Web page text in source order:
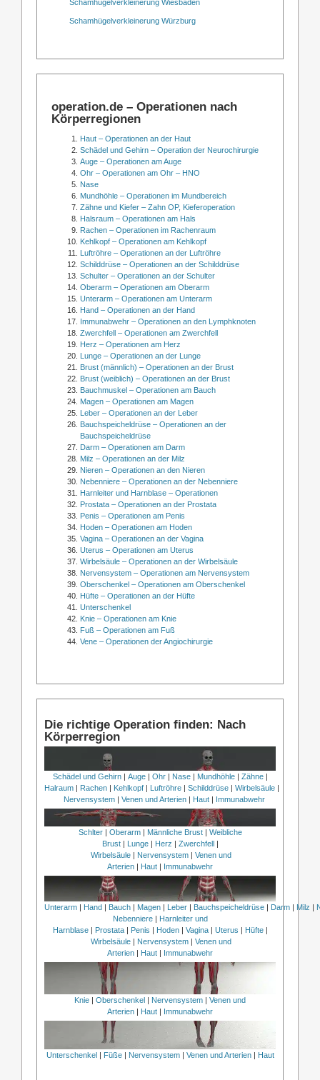
Schamhügelverkleinerung Wiesbaden
Schamhügelverkleinerung Würzburg
operation.de – Operationen nach
Körperregionen
Haut – Operationen an der Haut
Schädel und Gehirn – Operation der Neurochirurgie
Auge – Operationen am Auge
Ohr – Operationen am Ohr – HNO
Nase
Mundhöhle – Operationen im Mundbereich
Zähne und Kiefer – Zahn OP, Kieferoperation
Halsraum – Operationen am Hals
Rachen – Operationen im Rachenraum
Kehlkopf – Operationen am Kehlkopf
Luftröhre – Operationen an der Luftröhre
Schilddrüse – Operationen an der Schilddrüse
Schulter – Operationen an der Schulter
Oberarm – Operationen am Oberarm
Unterarm – Operationen am Unterarm
Hand – Operationen an der Hand
Immunabwehr – Operationen an den Lymphknoten
Zwerchfell – Operationen am Zwerchfell
Herz – Operationen am Herz
Lunge – Operationen an der Lunge
Brust (männlich) – Operationen an der Brust
Brust (weiblich) – Operationen an der Brust
Bauchmuskel – Operationen am Bauch
Magen – Operationen am Magen
Leber – Operationen an der Leber
Bauchspeicheldrüse – Operationen an der
Bauchspeicheldrüse
Darm – Operationen am Darm
Milz – Operationen an der Milz
Nieren – Operationen an den Nieren
Nebenniere – Operationen an der Nebenniere
Harnleiter und Harnblase – Operationen
Prostata – Operationen an der Prostata
Penis – Operationen am Penis
Hoden – Operationen am Hoden
Vagina – Operationen an der Vagina
Uterus – Operationen am Uterus
Wirbelsäule – Operationen an der Wirbelsäule
Nervensystem – Operationen am Nervensystem
Oberschenkel – Operationen am Oberschenkel
Hüfte – Operationen an der Hüfte
Unterschenkel
Knie – Operationen am Knie
Fuß – Operationen am Fuß
Vene – Operationen der Angiochirurgie
Die richtige Operation finden: Nach
Körperregion
Schädel und Gehirn| Auge| Ohr| Nase| Mundhöhle| Zähne|
Halraum | Rachen | Kehlkopf | Luftröhre | Schilddrüse | Wirbelsäule |
Nervensystem | Venen und Arterien | Haut | Immunabwehr
Schlter| Oberarm| Männliche Brust| Weibliche
Brust| Lunge| Herz | Zwerchfell|
Wirbelsäule | Nervensystem | Venen und
Arterien | Haut | Immunabwehr
Unterarm | Hand | Bauch | Magen | Leber | Bauchspeicheldrüse | Darm | Milz |
Nebenniere| Harnleiter und
Harnblase| Prostata| Penis | Hoden| Vagina| Uterus | Hüfte|
Wirbelsäule | Nervensystem | Venen und
Arterien | Haut | Immunabwehr
Knie | Oberschenkel | Nervensystem | Venen und
Arterien | Haut | Immunabwehr
Unterschenkel| Füße| Nervensystem| Venen und Arterien| Haut